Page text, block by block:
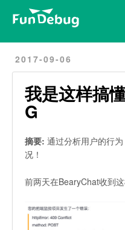
2017-09-06
我是这样搞
G
摘要: 通过分析用户的行
况！
前两天在BearyChat收到
Home
Archives